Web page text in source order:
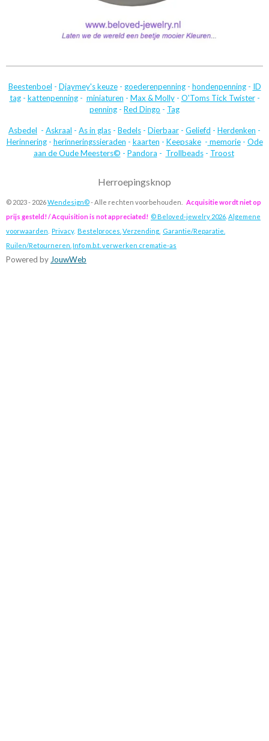
Beestenboel - Djaymey's keuze- goederenpenning- hondenpenning- ID
tag- kattenpenning- miniaturen - Max & Molly- O'Toms Tick Twister-
penning - Red Dingo - Tag
Asbedel - Askraal - As in glas - Bedels - Dierbaar - Geliefd - Herdenken -
Herinnering- herinneringssieraden - kaarten - Keepsake- memorie- Ode
aan de Oude Meesters© - Pandora - Trollbeads- Troost
Herroepingsknop
© 2023 - 2026Wendesign©- Alle rechten voorbehouden.
Acquisitie wordt niet op
prijs gesteld! / Acquisition is not appreciated! © Beloved-jewelry 2026 Algemene
voorwaarden Privacy. Bestelproces. Verzending. Garantie/Reparatie.
Ruilen/Retourneren. Info m.b.t. verwerken crematie-as
Powered by JouwWeb